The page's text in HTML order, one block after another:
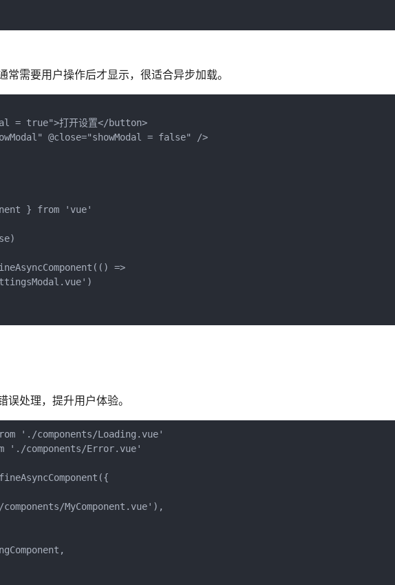
需要用户操作后才显示，很适合异步加载。
= true">打开设置</button>
@close="showModal = false" />
} from 'vue'
=>
处理，提升用户体验。
'./components/Loading.vue'
'./components/Error.vue'
MyComponent.vue'),